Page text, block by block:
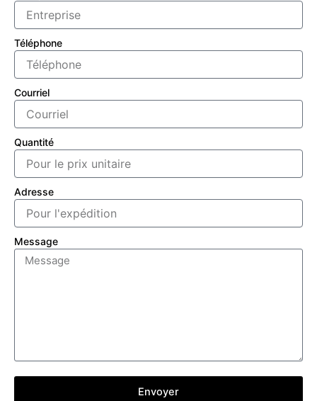
Téléphone
Courriel
Quantité
Adresse
Message
Envoyer